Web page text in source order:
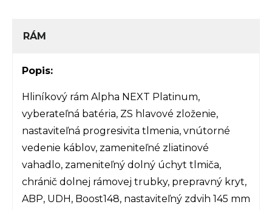
RÁM
Popis:
Hliníkový rám Alpha NEXT Platinum,
vyberateľná batéria, ZS hlavové zloženie,
nastaviteľná progresivita tlmenia, vnútorné
vedenie káblov, zameniteľné zliatinové
vahadlo, zameniteľný dolný úchyt tlmiča,
chránič dolnej rámovej trubky, prepravný kryt,
ABP, UDH, Boost148, nastaviteľný zdvih 145 mm